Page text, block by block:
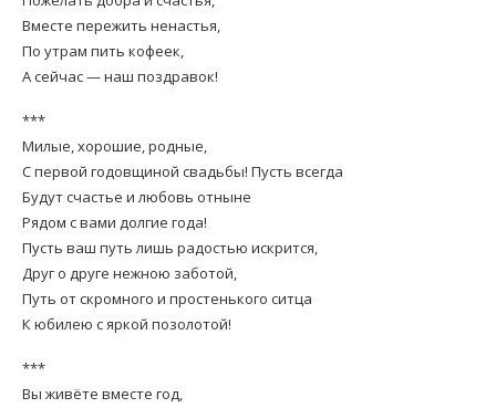
Вместе пережить ненастья,
По утрам пить кофеек,
А сейчас — наш поздравок!
***
Милые, хорошие, родные,
С первой годовщиной свадьбы! Пусть всегда
Будут счастье и любовь отныне
Рядом с вами долгие года!
Пусть ваш путь лишь радостью искрится,
Друг о друге нежною заботой,
Путь от скромного и простенького ситца
К юбилею с яркой позолотой!
***
Вы живёте вместе год,